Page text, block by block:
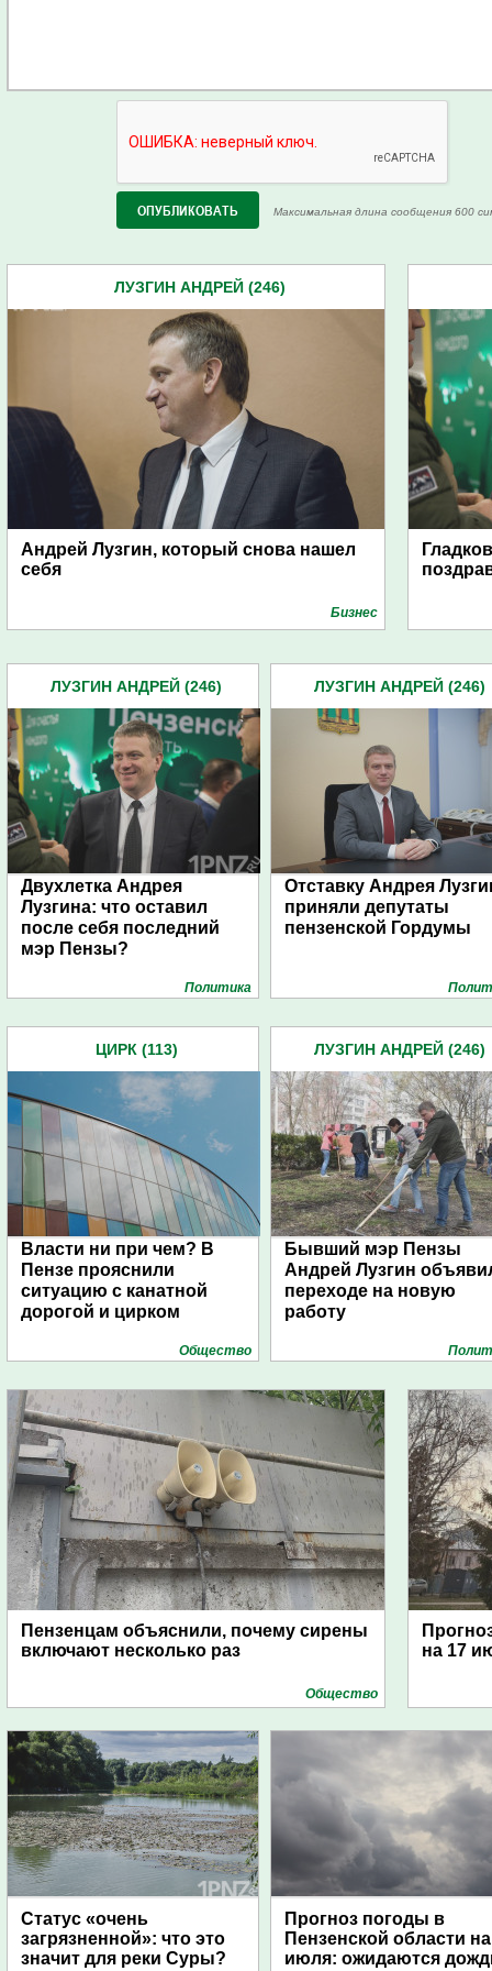
Максимальная длина сообщения 600
ЛУЗГИН АНДРЕЙ (246)
Андрей Лузгин, который снова нашел
себя
Бизнес
ЛУЗГИН АНДРЕЙ (246)
Двухлетка Андрея
Лузгина: что оставил
после себя последний
мэр Пензы?
Политика
ЛУЗГИН АНДРЕЙ (246)
Отставку Андрея
приняли депутаты
пензенской Гордумы
ЦИРК (113)
Власти ни при чем? В
Пензе прояснили
ситуацию с канатной
дорогой и цирком
Общество
ЛУЗГИН АНДРЕЙ (246)
Бывший мэр Пензы
Андрей Лузгин
переходе на новую
работу
Пензенцам объяснили, почему сирены
включают несколько раз
Общество
на 17
Статус «очень
загрязненной»: что это
значит для реки Суры?
Прогноз погоды в
Пензенской области
июля: ожидаются